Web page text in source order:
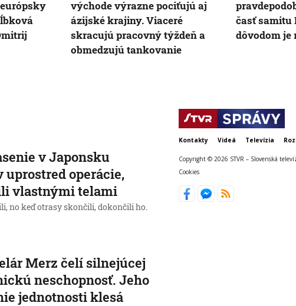
východe výrazne pociťujú aj
ázijské krajiny. Viaceré
skracujú pracovný týždeň a
obmedzujú tankovanie
časť samitu
dôvodom je
v Japonsku
operácie,
vlastnými telami
no keď otrasy skončili, dokončili ho.
Merz čelí silnejúcej
neschopnosť. Jeho
jednotnosti klesá
Kontakty Videá Televízia
Copyright © 2026 STVR – Slovenská
Cookies